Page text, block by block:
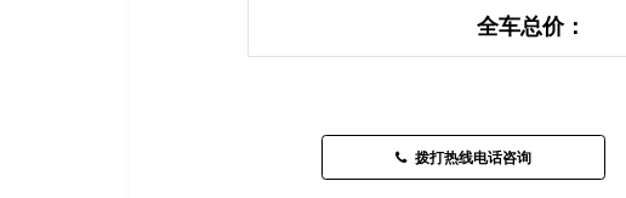
全车总价：
拨打热线电话咨询